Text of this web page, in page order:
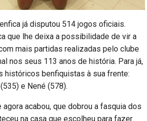
já disputou 514 jogos oficiais.
que lhe deixa a possibilidade de vir a
mais partidas realizadas pelo clube
nos seus 113 anos de história. Para já,
históricos benfiquistas à sua frente:
e Nené (578).
agora acabou, que dobrou a fasquia dos
na casa que escolheu para fazer